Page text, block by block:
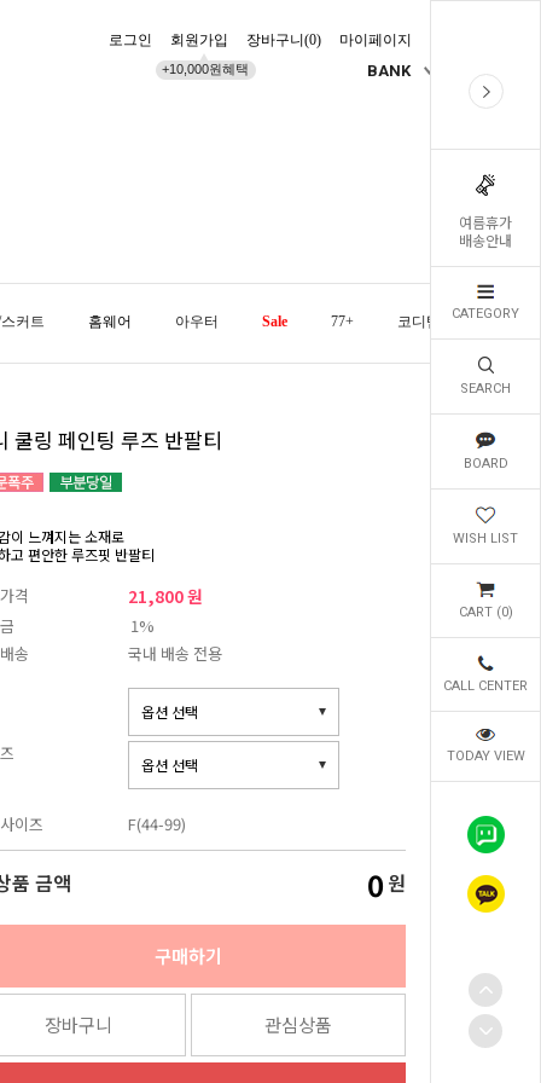
여름휴가
배송안내
CATEGORY
SEARCH
BOARD
WISH LIST
CART (0)
CALL CENTER
TODAY VIEW
로그인 회원가입
+10,000원혜택
장바구니(0) 마이페이지
BANK
커트 홈웨어 아우터 Sale 77+ 코디템 오늘발송
쿨링 페인팅 루즈 반팔티
이 느껴지는 소재로
고 편안한 루즈핏 반팔티
격 21,800 원
1%
송
국내 배송 전용
이즈 F(44-99)
품 금액 0 원
구매하기
장바구니 관심상품